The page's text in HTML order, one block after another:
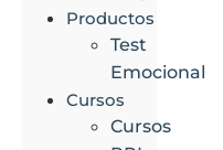
Productos
Test
Emocional
Cursos
Cursos